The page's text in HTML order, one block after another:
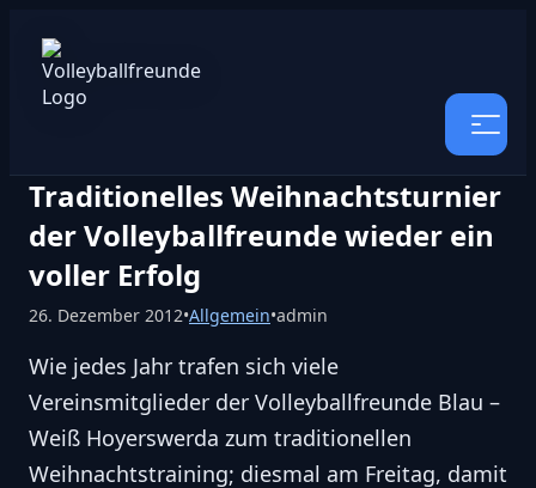
Traditionelles Weihnachtsturnier
der Volleyballfreunde wieder ein
voller Erfolg
26. Dezember 2012•Allgemein•admin
Wie jedes Jahr trafen sich viele
Vereinsmitglieder der Volleyballfreunde Blau –
Weiß Hoyerswerda zum traditionellen
Weihnachtstraining; diesmal am Freitag, damit